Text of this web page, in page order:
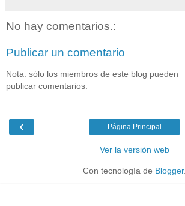
No hay comentarios.:
Publicar un comentario
Nota: sólo los miembros de este blog pueden
publicar comentarios.
‹ Página Principal
Ver la versión web
Con tecnología de Blogger.